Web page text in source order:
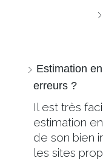
Estimation
erreurs ?
Il est très
estimation
de son bien
les sites